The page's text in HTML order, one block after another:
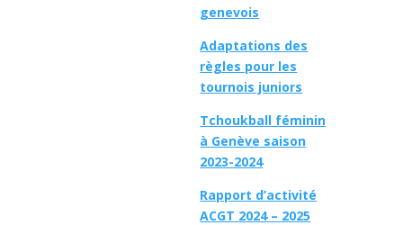
genevois
Adaptations des
règles pour les
tournois juniors
Tchoukball féminin
à Genève saison
2023-2024
Rapport d’activité
ACGT 2024 – 2025